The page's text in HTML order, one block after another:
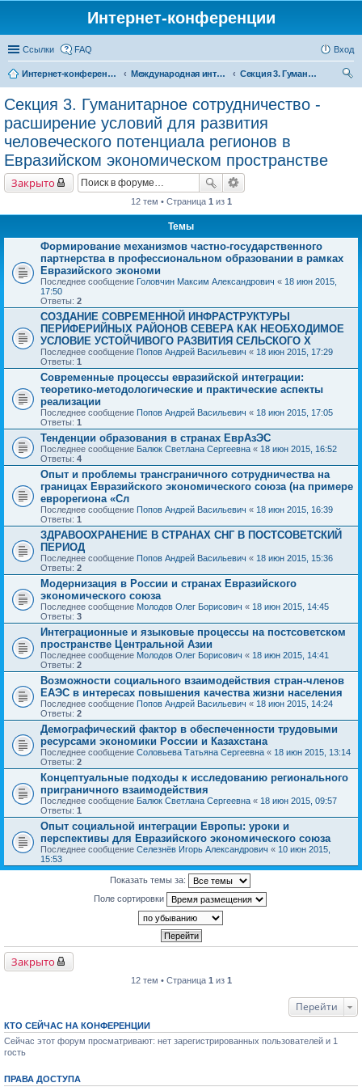
Интернет-конференции
Ссылки FAQ Вход
Интернет-конференции Международная интернет-конференция по проблемам социально-экономического развития территорий стран Евразийского экономического союза, посвященной 25-летию ИСЭРТ РАН
Секция 3. Гуманитарное сотрудничество - расширение условий для развития человеческого потенциала регионов в Евразийском экономическом пространстве
Секция 3. Гуманитарное сотрудничество -
расширение условий для развития
человеческого потенциала регионов в
Евразийском экономическом пространстве
Закрыто
12 тем • Страница 1 из 1
Темы
Формирование механизмов частно-государственного
партнерства в профессиональном образовании в рамках
Евразийского экономи
Последнее сообщение Головчин Максим Александрович « 18 июн 2015,
17:50
Ответы: 2
СОЗДАНИЕ СОВРЕМЕННОЙ ИНФРАСТРУКТУРЫ
ПЕРИФЕРИЙНЫХ РАЙОНОВ СЕВЕРА КАК НЕОБХОДИМОЕ
УСЛОВИЕ УСТОЙЧИВОГО РАЗВИТИЯ СЕЛЬСКОГО Х
Последнее сообщение Попов Андрей Васильевич « 18 июн 2015, 17:29
Ответы: 1
Современные процессы евразийской интеграции:
теоретико-методологические и практические аспекты
реализации
Последнее сообщение Попов Андрей Васильевич « 18 июн 2015, 17:05
Ответы: 1
Тенденции образования в странах ЕврАзЭС
Последнее сообщение Балюк Светлана Сергеевна « 18 июн 2015, 16:52
Ответы: 4
Опыт и проблемы трансграничного сотрудничества на
границах Евразийского экономического союза (на примере
еврорегиона «Сл
Последнее сообщение Попов Андрей Васильевич « 18 июн 2015, 16:39
Ответы: 1
ЗДРАВООХРАНЕНИЕ В СТРАНАХ СНГ В ПОСТСОВЕТСКИЙ
ПЕРИОД
Последнее сообщение Попов Андрей Васильевич « 18 июн 2015, 15:36
Ответы: 2
Модернизация в России и странах Евразийского
экономического союза
Последнее сообщение Молодов Олег Борисович « 18 июн 2015, 14:45
Ответы: 3
Интеграционные и языковые процессы на постсоветском
пространстве Центральной Азии
Последнее сообщение Молодов Олег Борисович « 18 июн 2015, 14:41
Ответы: 2
Возможности социального взаимодействия стран-членов
ЕАЭС в интересах повышения качества жизни населения
Последнее сообщение Попов Андрей Васильевич « 18 июн 2015, 14:24
Ответы: 2
Демографический фактор в обеспеченности трудовыми
ресурсами экономики России и Казахстана
Последнее сообщение Соловьева Татьяна Сергеевна « 18 июн 2015, 13:14
Ответы: 2
Концептуальные подходы к исследованию регионального
приграничного взаимодействия
Последнее сообщение Балюк Светлана Сергеевна « 18 июн 2015, 09:57
Ответы: 1
Опыт социальной интеграции Европы: уроки и
перспективы для Евразийского экономического союза
Последнее сообщение Селезнёв Игорь Александрович « 10 июн 2015,
15:53
Показать темы за:
Поле сортировки
Закрыто
12 тем • Страница 1 из 1
Перейти
КТО СЕЙЧАС НА КОНФЕРЕНЦИИ
Сейчас этот форум просматривают: нет зарегистрированных пользователей и 1
гость
ПРАВА ДОСТУПА